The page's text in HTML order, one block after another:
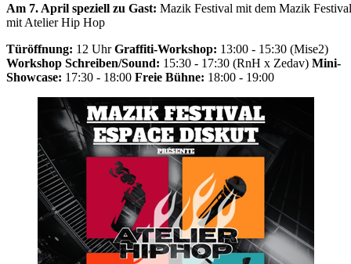
Am 7. April speziell zu Gast: Mazik Festival mit dem Mazik Festival
mit Atelier Hip Hop
Türöffnung: 12 UhrGraffiti-Workshop: 13:00 - 15:30 (Mise2)
Workshop Schreiben/Sound: 15:30 - 17:30 (RnH x Zedav) Mini-
Showcase: 17:30 - 18:00 Freie Bühne: 18:00 - 19:00